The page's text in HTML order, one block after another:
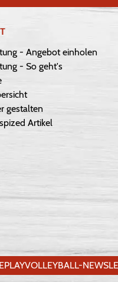
- Angebot einholen
- So geht's
gestalten
Artikel